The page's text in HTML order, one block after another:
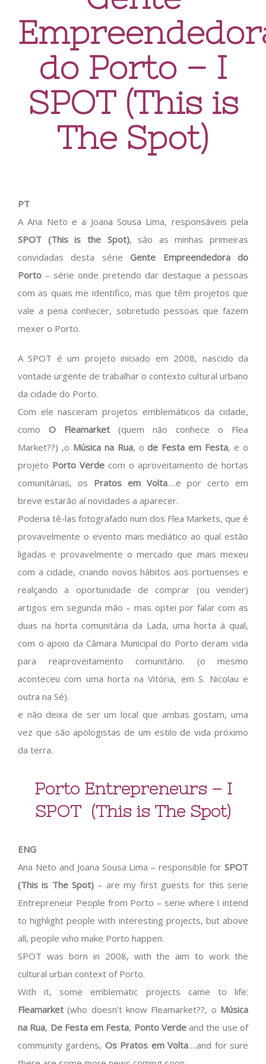
do Porto – I
SPOT (This is
The Spot)
PT
A Ana Neto e a Joana Sousa Lima, responsáveis pela
SPOT (This is the Spot), são as minhas primeiras
convidadas desta sérieGente Empreendedora do
Porto – série onde pretendo dar destaque a pessoas
com as quais me identifico, mas que têm projetos que
vale a pena conhecer, sobretudo pessoas que fazem
mexer o Porto.
A SPOT é um projeto iniciado em 2008, nascido da
vontade urgente de trabalhar o contexto cultural urbano
da cidade do Porto.
Com ele nasceram projetos emblemáticos da cidade,
como O Fleamarket (quem não conhece o Flea
Market??) ,o Música na Rua, ode Festa em Festa, e o
projeto Porto Verde com o aproveitamento de hortas
comunitárias, os Pratos em Volta….e por certo em
breve estarão aí novidades a aparecer.
Poderia tê-las fotografado num dos Flea Markets, que é
provavelmente o evento mais mediático ao qual estão
ligadas e provavelmente o mercado que mais mexeu
com a cidade, criando novos hábitos aos portuenses e
realçando a oportunidade de comprar (ou vender)
artigos em segunda mão – mas optei por falar com as
duas na horta comunitária da Lada, uma horta à qual,
com o apoio da Câmara Municipal do Porto deram vida
para reaproveitamento comunitário. (o mesmo
aconteceu com uma horta na Vitória, em S. Nicolau e
outra na Sé).
e não deixa de ser um local que ambas gostam, uma
vez que são apologistas de um estilo de vida próximo
da terra.
Porto Entrepreneurs – I
SPOT (This is The Spot)
ENG
Ana Neto and Joana Sousa Lima – responsible for SPOT
(This is The Spot) – are my first guests for this serie
Entrepreneur People from Porto – serie where I intend
to highlight people with interesting projects, but above
all, people who make Porto happen.
SPOT was born in 2008, with the aim to work the
cultural urban context of Porto.
With it, some emblematic projects came to life:
Fleamarket (who doesn’t know Fleamarket??, o Música
na Rua, De Festa em Festa, Ponto Verdeand the use of
community gardens, Os Pratos em Volta….and for sure